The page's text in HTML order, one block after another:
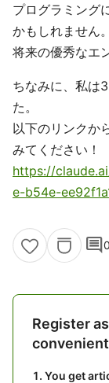
プログラミング
かもしれません。
将来の優秀なエ
ちなみに、私は
た。
以下のリンクか
みてください！
https://
e-b54e-
comment0
Register
You get